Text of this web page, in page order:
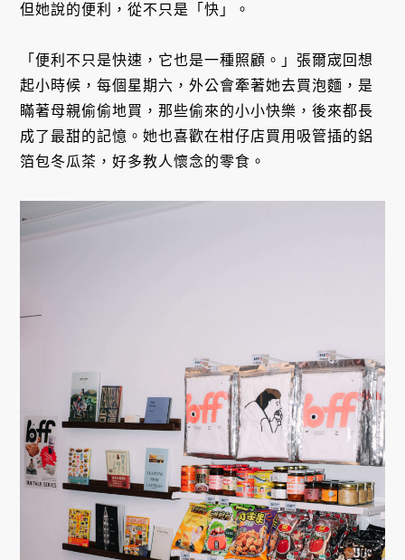
但她說的便利，從不只是「快」。
「便利不只是快速，它也是一種照顧。」張爾宬回想
起小時候，每個星期六，外公會牽著她去買泡麵，是
瞞著母親偷偷地買，那些偷來的小小快樂，後來都長
成了最甜的記憶。她也喜歡在柑仔店買用吸管插的鋁
箔包冬瓜茶，好多教人懷念的零食。